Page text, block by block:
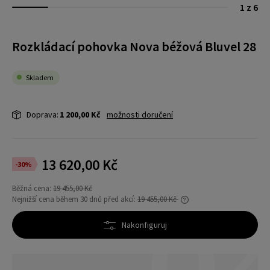
1 z 6
Rozkládací pohovka Nova béžová Bluvel 28
Skladem
Doprava: 1 200,00 Kč možnosti doručení
-30% 13 620,00 Kč
Běžná cena: 19 455,00 Kč
Nejnižší cena během 30 dnů před akcí: 19 455,00 Kč
Pokud se produkt prodává méně než 30 dní,
zobrazí se nejnižší cena od uvedení produktu
Nakonfiguruj